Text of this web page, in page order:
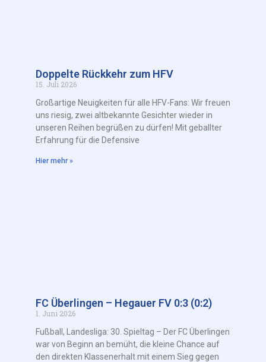
Doppelte Rückkehr zum HFV
15. Juli 2026
Großartige Neuigkeiten für alle HFV-Fans: Wir freuen
uns riesig, zwei altbekannte Gesichter wieder in
unseren Reihen begrüßen zu dürfen! Mit geballter
Erfahrung für die Defensive
Hier mehr »
FC Überlingen – Hegauer FV 0:3 (0:2)
1. Juni 2026
Fußball, Landesliga: 30. Spieltag – Der FC Überlingen
war von Beginn an bemüht, die kleine Chance auf
den direkten Klassenerhalt mit einem Sieg gegen